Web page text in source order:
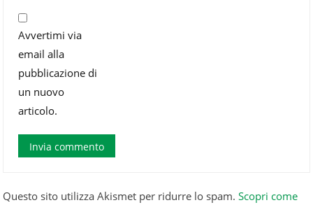
Avvertimi via
email alla
pubblicazione di
un nuovo
articolo.
Questo sito utilizza Akismet per ridurre lo spam.Scopri come